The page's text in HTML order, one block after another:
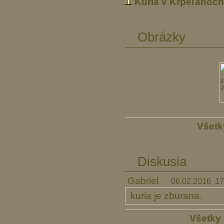
Obrázky
Diskusia
Gabriel 06.02.2016
kuria je zburana.
Všetky